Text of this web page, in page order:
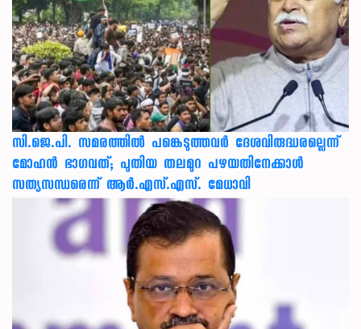
സി.ജെ.പി. സമരത്തിൽ പങ്കെടുത്തവർ ദേശവിരുദ്ധരല്ലെന്ന്
മോഹൻ ഭാഗവത്; പുതിയ തലമുറ പഴയതിനേക്കാൾ
സത്യസന്ധരെന്ന് ആർ.എസ്.എസ്. മേധാവി